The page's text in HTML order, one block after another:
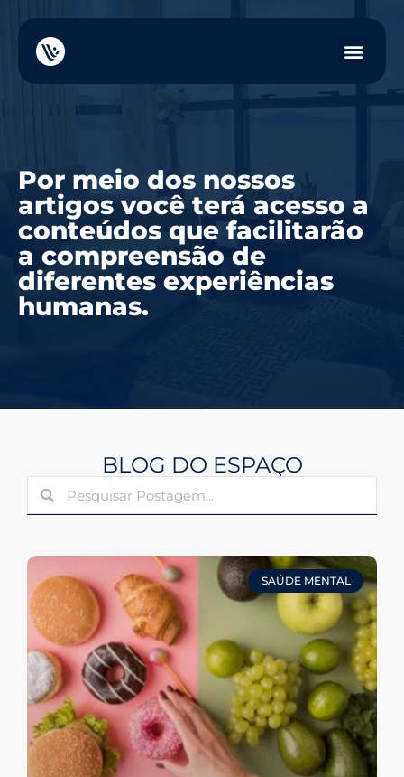
Por meio dos nossos
artigos você terá acesso a
conteúdos que facilitarão
a compreensão de
diferentes experiências
humanas.
BLOG DO ESPAÇO
SAÚDE MENTAL